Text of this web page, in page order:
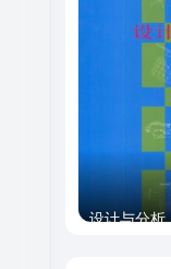
设计与分析